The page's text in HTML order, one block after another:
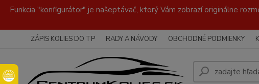
Funkcia "konfigurátor" je našeptávač, ktorý Vám zobrazí originálne
ZÁPIS KOLIES DO TP RADY A NÁVODY OBCHODNÉ PODMIENKY